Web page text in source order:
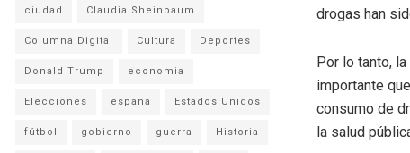
drogas han
Por lo tanto,
importante
consumo de
la salud
ciudad Claudia Sheinbaum
Columna Digital Cultura Deportes
Donald Trump economia
Elecciones españa Estados Unidos
fútbol gobierno guerra Historia